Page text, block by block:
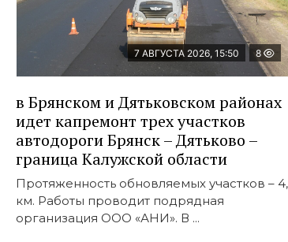
7 АВГУСТА 2026, 15:50 8
в Брянском и Дятьковском районах
идет капремонт трех участков
автодороги Брянск – Дятьково –
граница Калужской области
Протяженность обновляемых участков –
км. Работы проводит подрядная
организация ООО «АНИ». В ...